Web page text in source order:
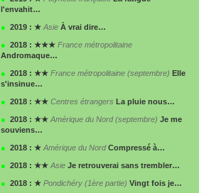
l'envahit…
● 2019 : ★ Asie À vrai dire…
● 2018 : ★★★ France métropolitaine
Andromaque…
● 2018 : ★★ France métropolitaine (septembre) Elle
s'insinue…
● 2018 : ★★ Centres étrangers La pluie nous…
● 2018 : ★★ Amérique du Nord (septembre) Je me
souviens…
● 2018 : ★ Amérique du NordCompressé à…
● 2018 : ★★ Asie Je retrouverai sans trembler…
● 2018 : ★ Pondichéry (1ère partie) Vingt fois je…